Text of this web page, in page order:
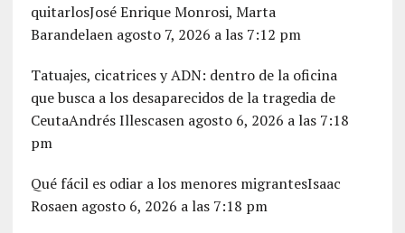
quitarlosJosé Enrique Monrosi, Marta
Barandelaen agosto 7, 2026 a las 7:12 pm
Tatuajes, cicatrices y ADN: dentro de la oficina
que busca a los desaparecidos de la tragedia de
CeutaAndrés Illescasen agosto 6, 2026 a las 7:18
pm
Qué fácil es odiar a los menores migrantesIsaac
Rosaen agosto 6, 2026 a las 7:18 pm